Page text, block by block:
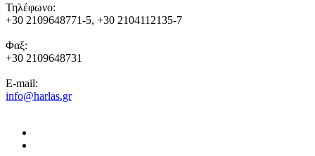
Τηλέφωνο:
+30 2109648771-5, +30 2104112135-7
Φαξ:
+30 2109648731
E-mail:
info@harlas.gr